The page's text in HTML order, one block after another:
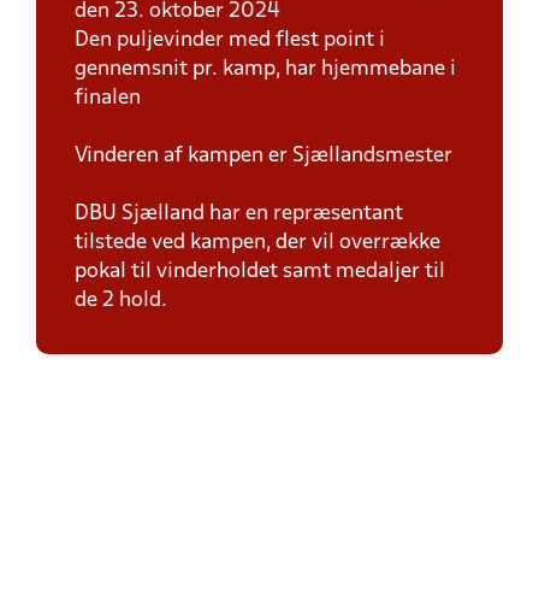
den 23. oktober 2024
Den puljevinder med flest point i
gennemsnit pr. kamp, har hjemmebane i
finalen
Vinderen af kampen er Sjællandsmester
DBU Sjælland har en repræsentant
tilstede ved kampen, der vil overrække
pokal til vinderholdet samt medaljer til
de 2 hold.